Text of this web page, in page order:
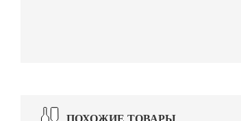
ПОХОЖИЕ ТОВАРЫ